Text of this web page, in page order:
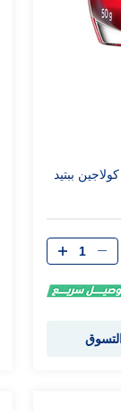
ببتيد
الكمية